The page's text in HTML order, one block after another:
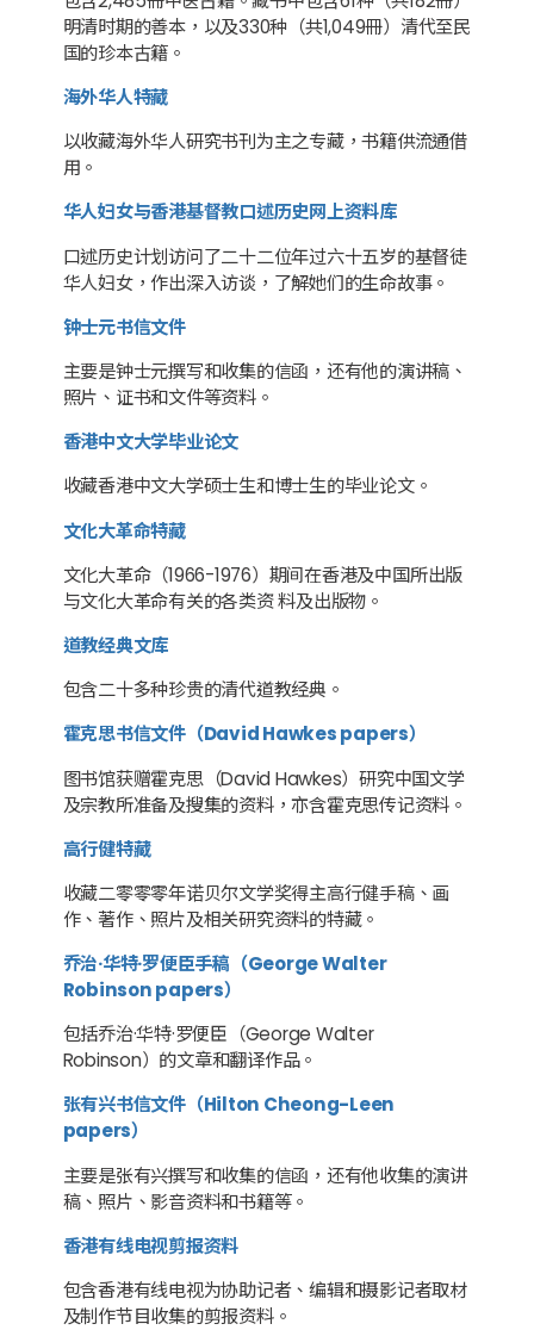
明清时期的善本，以及330种（共1,049冊）清代至民
国的珍本古籍。
海外华人特藏
以收藏海外华人研究书刊为主之专藏，书籍供流通借
用。
华人妇女与香港基督教口述历史网上资料库
口述历史计划访问了二十二位年过六十五岁的基督徒
华人妇女，作出深入访谈，了解她们的生命故事。
钟士元书信文件
主要是钟士元撰写和收集的信函，还有他的演讲稿、
照片、证书和文件等资料。
香港中文大学毕业论文
收藏香港中文大学硕士生和博士生的毕业论文。
文化大革命特藏
文化大革命（1966-1976）期间在香港及中国所出版
与文化大革命有关的各类资 料及出版物。
道教经典文库
包含二十多种珍贵的清代道教经典。
霍克思书信文件（David Hawkes papers）
图书馆获赠霍克思（David Hawkes）研究中国文学
及宗教所准备及搜集的资料，亦含霍克思传记资料。
高行健特藏
收藏二零零零年诺贝尔文学奖得主高行健手稿、画
作、著作、照片及相关研究资料的特藏。
乔治·华特·罗便臣手稿（George Walter
Robinson papers）
包括乔治·华特·罗便臣（George Walter
Robinson）的文章和翻译作品。
张有兴书信文件（Hilton Cheong-Leen
papers）
主要是张有兴撰写和收集的信函，还有他收集的演讲
稿、照片、影音资料和书籍等。
香港有线电视剪报资料
包含香港有线电视为协助记者、编辑和摄影记者取材
及制作节目收集的剪报资料。